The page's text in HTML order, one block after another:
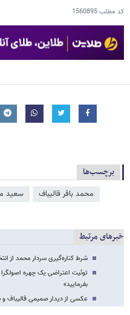
کد مطلب1560895
برچسب‌ها
محمد باقر قالیباف سعید
خبرهای مرتبط
شرط کناره‌گیری سردار محمد از
توئیت اعتراضی یک چهره اصولگرا
بفرمایید»
عکسی از دیدار صمیمی قالیباف